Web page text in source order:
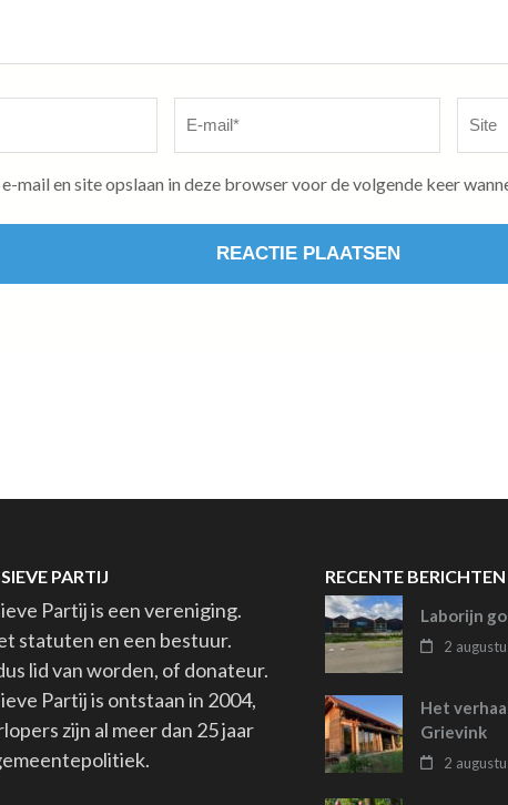
mail*
mail en site opslaan in deze browser voor de volgende keer
PARTIJ
Partij is een vereniging.
statuten en een bestuur.
lid van worden, of donateur.
Partij is ontstaan in 2004,
zijn al meer dan 25 jaar
RECENTE BERICHTEN
Laborijn
2
Het
Grievink
2